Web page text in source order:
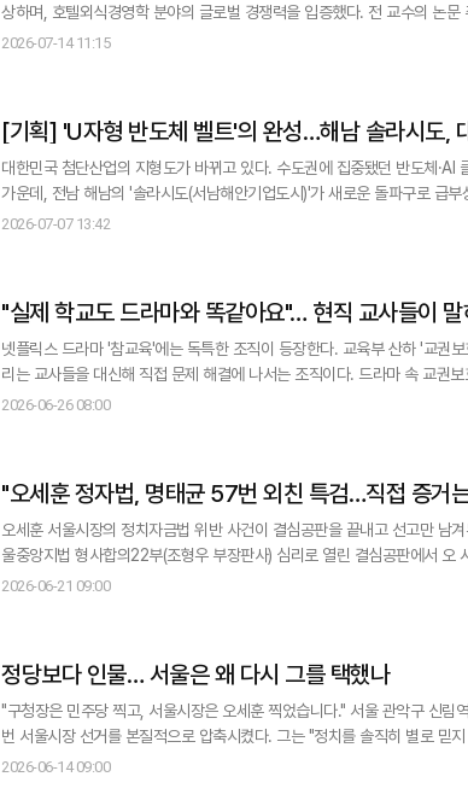
상하며, 호텔외식경영학 분야의 글로벌 경쟁력을 입증했다. 전 교수의 논
이미지와 구매 의도에 미치는 영향'이다. 전 교수는 국내 최초 미식산업 최
2026-07-14 11:15
[기획] 'U자형 반도체 벨트'의 완성…해남 솔라시도, 대한민국 AI·반도체 신(新)심장으
로 뛴다
대한민국 첨단산업의 지형도가 바뀌고 있다. 수도권에 집중됐던 반도체·AI
가운데, 전남 해남의 '솔라시도(서남해안기업도시)'가 새로운 돌파구로 급
국가 AI 데이터센터 구축을 발표하며, 솔라시도는 단순한 간척지를 넘어 대
2026-07-07 13:42
"실제 학교도 드라마와 똑같아요"… 현직 교사들이
넷플릭스 드라마 '참교육'에는 독특한 조직이 등장한다. 교육부 산하 '교권
리는 교사들을 대신해 직접 문제 해결에 나서는 조직이다. 드라마 속 교권
학교 문제를 해결한다. 하지만 정작 시청자들의 공감을 산 것은 통쾌한 응징
2026-06-26 08:00
"오세훈 정자법, 명태균 57번 외친 특검…직접 증거
오세훈 서울시장의 정치자금법 위반 사건이 결심공판을 끝내고 선고만 남
울중앙지법 형사합의22부(조형우 부장판사) 심리로 열린 결심공판에서
구형했다. -결심공판을 지배한 이름, 명태균 그러나 이날 법정에서 관심을 모은 것은 구형량보다 특검의 입증 방식이었다.
2026-06-21 09:00
정당보다 인물… 서울은 왜 다시 그를 택했나
"구청장은 민주당 찍고, 서울시장은 오세훈 찍었습니다." 서울 관악구 신림역 인근에서 만난 40대 직장인이 한 이 말은 이
번 서울시장 선거를 본질적으로 압축시켰다. 그는 "정치를 솔직히 별로 믿지 않는다"면서도 "출퇴근하면서 체감하는 게 있
다. 서울은 그래도 조금씩 편해졌다고 느꼈다"고 했다. 정치 성향과는 별개
2026-06-14 09:00